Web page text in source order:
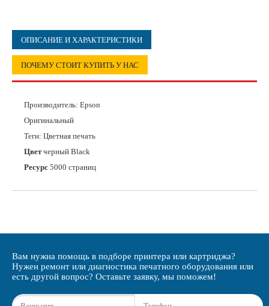
ОПИСАНИЕ И ХАРАКТЕРИСТИКИ
ПОЧЕМУ СТОИТ КУПИТЬ У НАС
Производитель: Epson
Оригинальный
Теги: Цветная печать
Цветчерный Black
Ресурс 5000 страниц
Вам нужна помощь в подборе принтера или картриджа?
Нужен ремонт или диагностика печатного оборудования или
есть другой вопрос? Оставьте заявку, мы поможем!